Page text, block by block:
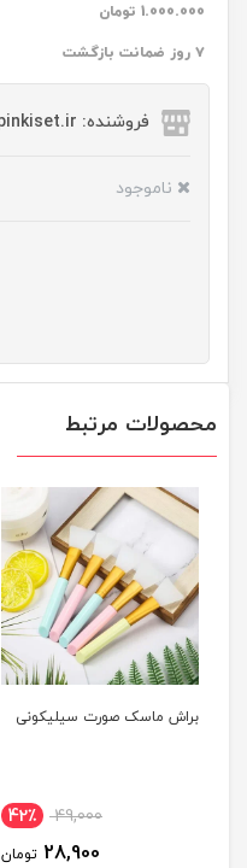
1.000.000 تومان
۷ روز ضمانت بازگشت
فروشنده: www.pinkiset.ir
ناموجود
محصولات مرتبط
براش ماسک صورت سیلیکونی
49,000 42٪
28,900 تومان